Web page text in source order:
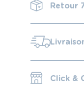
Retour
Click &